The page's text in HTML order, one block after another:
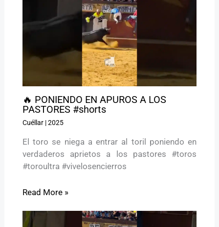
🔥 PONIENDO EN APUROS A LOS
PASTORES #shorts
Cuéllar|2025
El toro se niega a entrar al toril poniendo en
verdaderos aprietos a los pastores #toros
#toroultra #vivelosencierros
Read More »